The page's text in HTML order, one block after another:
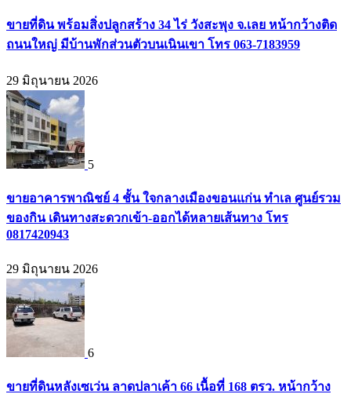
ขายที่ดิน พร้อมสิ่งปลูกสร้าง 34 ไร่ วังสะพุง จ.เลย หน้ากว้างติด
ถนนใหญ่ มีบ้านพักส่วนตัวบนเนินเขา โทร 063-7183959
29 มิถุนายน 2026
5
ขายอาคารพาณิชย์ 4 ชั้น ใจกลางเมืองขอนแก่น ทำเล ศูนย์รวม
ของกิน เดินทางสะดวกเข้า-ออกได้หลายเส้นทาง โทร
0817420943
29 มิถุนายน 2026
6
ขายที่ดินหลังเซเว่น ลาดปลาเค้า 66 เนื้อที่ 168 ตรว. หน้ากว้าง